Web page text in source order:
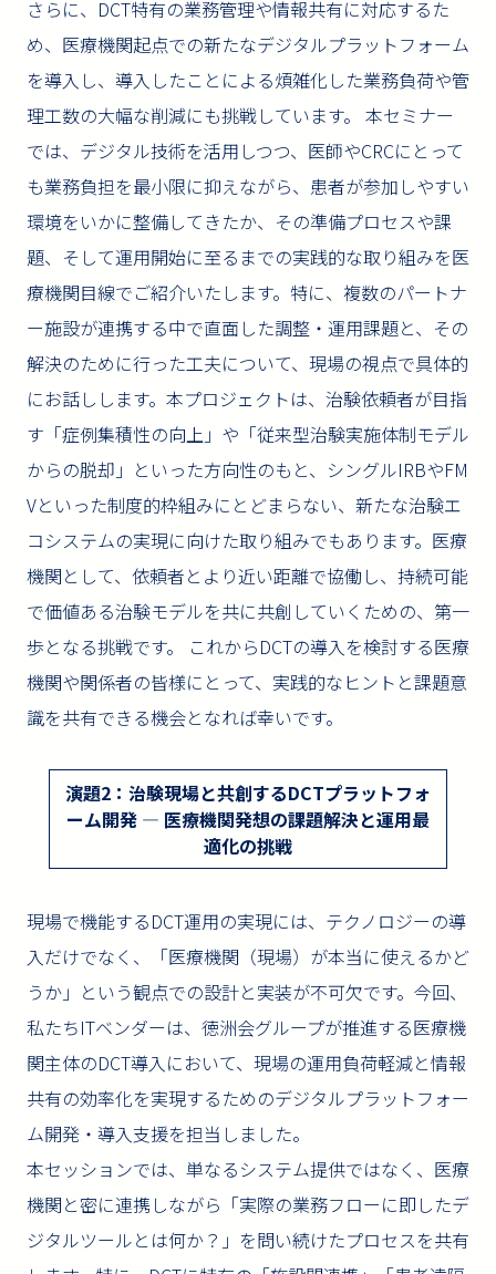
さらに、DCT特有の業務管理や情報共有に対応するた
め、医療機関起点での新たなデジタルプラットフォーム
を導入し、導入したことによる煩雑化した業務負荷や管
理工数の大幅な削減にも挑戦しています。 本セミナー
では、デジタル技術を活用しつつ、医師やCRCにとって
も業務負担を最小限に抑えながら、患者が参加しやすい
環境をいかに整備してきたか、その準備プロセスや課
題、そして運用開始に至るまでの実践的な取り組みを医
療機関目線でご紹介いたします。特に、複数のパートナ
ー施設が連携する中で直面した調整・運用課題と、その
解決のために行った工夫について、現場の視点で具体的
にお話しします。本プロジェクトは、治験依頼者が目指
す「症例集積性の向上」や「従来型治験実施体制モデル
からの脱却」といった方向性のもと、シングルIRBやFM
Vといった制度的枠組みにとどまらない、新たな治験エ
コシステムの実現に向けた取り組みでもあります。医療
機関として、依頼者とより近い距離で協働し、持続可能
で価値ある治験モデルを共に共創していくための、第一
歩となる挑戦です。 これからDCTの導入を検討する医療
機関や関係者の皆様にとって、実践的なヒントと課題意
識を共有できる機会となれば幸いです。
演題2：治験現場と共創するDCTプラットフォ
ーム開発 ― 医療機関発想の課題解決と運用最
適化の挑戦
現場で機能するDCT運用の実現には、テクノロジーの導
入だけでなく、「医療機関（現場）が本当に使えるかど
うか」という観点での設計と実装が不可欠です。今回、
私たちITベンダーは、徳洲会グループが推進する医療機
関主体のDCT導入において、現場の運用負荷軽減と情報
共有の効率化を実現するためのデジタルプラットフォー
ム開発・導入支援を担当しました。
本セッションでは、単なるシステム提供ではなく、医療
機関と密に連携しながら「実際の業務フローに即したデ
ジタルツールとは何か？」を問い続けたプロセスを共有